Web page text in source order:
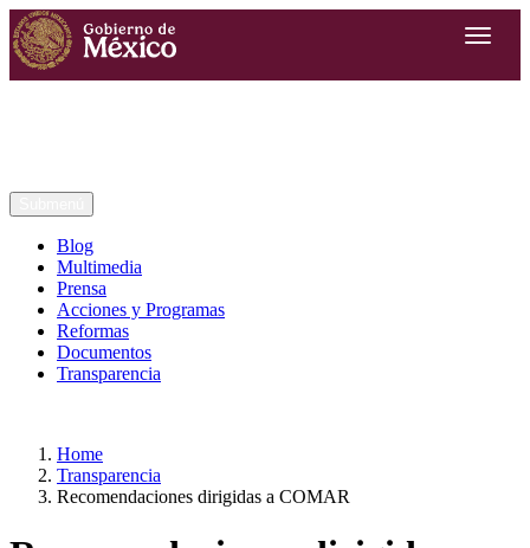
Blog
Multimedia
Prensa
Acciones y Programas
Reformas
Documentos
Transparencia
Home
Transparencia
Recomendaciones dirigidas a COMAR